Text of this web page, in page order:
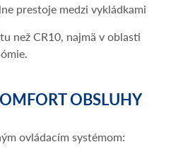
prestoje medzi vykládkami
než CR10, najmä v oblasti
OBSLUHY
ovládacím systémom: